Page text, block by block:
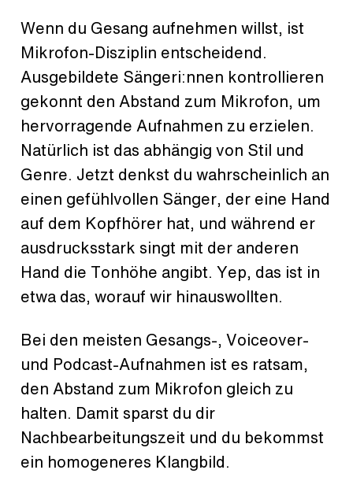
Wenn du Gesang aufnehmen willst, ist
Mikrofon-Disziplin entscheidend.
Ausgebildete Sängeri:nnen kontrollieren
gekonnt den Abstand zum Mikrofon, um
hervorragende Aufnahmen zu erzielen.
Natürlich ist das abhängig von Stil und
Genre. Jetzt denkst du wahrscheinlich an
einen gefühlvollen Sänger, der eine Hand
auf dem Kopfhörer hat, und während er
ausdrucksstark singt mit der anderen
Hand die Tonhöhe angibt. Yep, das ist in
etwa das, worauf wir hinauswollten.
Bei den meisten Gesangs-, Voiceover-
und Podcast-Aufnahmen ist es ratsam,
den Abstand zum Mikrofon gleich zu
halten. Damit sparst du dir
Nachbearbeitungszeit und du bekommst
ein homogeneres Klangbild.